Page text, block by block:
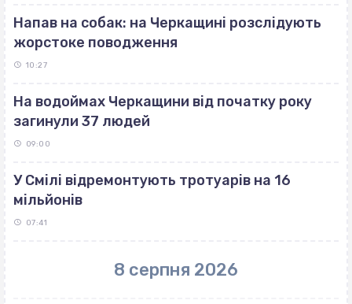
Напав на собак: на Черкащині розслідують
жорстоке поводження
10:27
На водоймах Черкащини від початку року
загинули 37 людей
09:00
У Смілі відремонтують тротуарів на 16
мільйонів
07:41
8 серпня 2026